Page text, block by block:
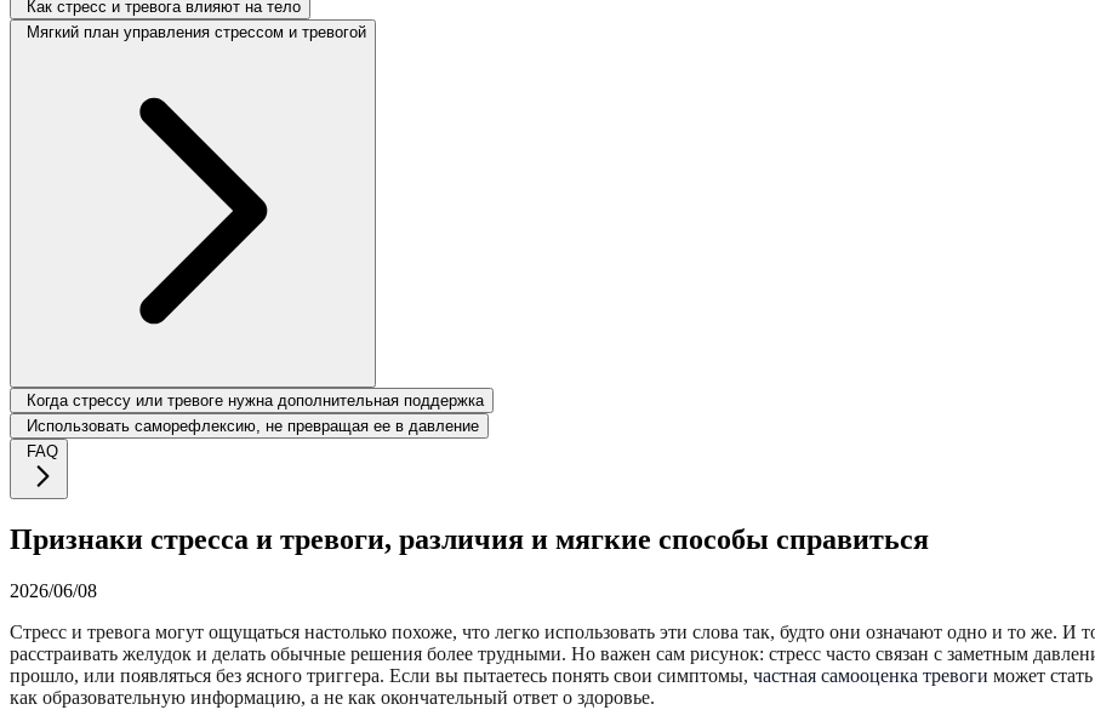
Как стресс и тревога влияют на тело
Мягкий план управления стрессом и тревогой
Когда стрессу или тревоге нужна дополнительная поддержка
Использовать саморефлексию, не превращая ее в давление
FAQ
Признаки стресса и тревоги, различия и мягкие способы справиться
2026/06/08
Стресс и тревога могут ощущаться настолько похоже, что легко использовать эти слова так, будто они означают одно и то же.
расстраивать желудок и делать обычные решения более трудными. Но важен сам рисунок: стресс часто связан с заметным
прошло, или появляться без ясного триггера. Если вы пытаетесь понять свои симптомы, частная самооценка тревоги может
как образовательную информацию, а не как окончательный ответ о здоровье.